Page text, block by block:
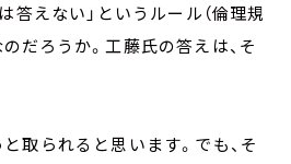
答えない」というルール（倫理規
だろうか。工藤氏の答えは、そ
取られると思います。でも、そ